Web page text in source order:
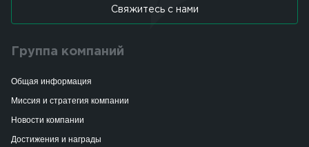
Свяжитесь с нами
Группа компаний
Общая информация
Миссия и стратегия компании
Новости компании
Достижения и награды